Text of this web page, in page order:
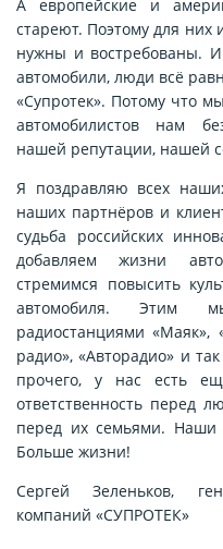
А европейские и
стареют. Поэтому для них
нужны и востребованы.
автомобили, люди всё
«Супротек». Потому что
автомобилистов нам
нашей репутации, нашей
Я поздравляю всех
наших партнёров и
судьба российских
добавляем жизни
стремимся повысить
автомобиля. Этим
радиостанциями «Маяк»,
радио», «Авторадио» и
прочего, у нас есть
ответственность перед
перед их семьями. Наши
Больше жизни!
Сергей Зеленьков,
компаний «СУПРОТЕК»